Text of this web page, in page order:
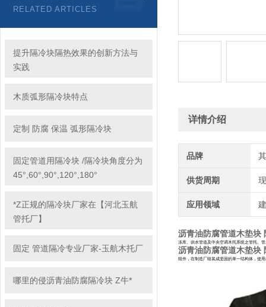
RELATED ARTICLES
提升隔冷块隔热效果的创新方法与
实践
木质弧形隔冷块特点
定制 防腐 保温 弧形隔冷块
固定管道用隔冷块 /隔冷块角度分为
45°,60°,90°,120°,180°
*Z正规的隔冷块厂家在【河北玉航
管托厂】
固定 管道隔冷专业厂家-玉航木托厂
哪里的侵沥青油防腐隔冷块 Z牛*
详情介绍
品牌
供货周期
应用领域
沥青油防腐管道木垫块
冻库、供水管道及中央空调木托系统之管托、
沥青油防腐管道木垫块
组件，在制造厂组装成坚固的单一结构体，使